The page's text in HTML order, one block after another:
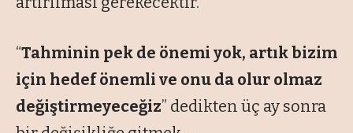
“Tahminin pek de önemi yok, artık bizim
için hedef önemli ve onu da olur olmaz
değiştirmeyeceğiz” dedikten üç ay sonra